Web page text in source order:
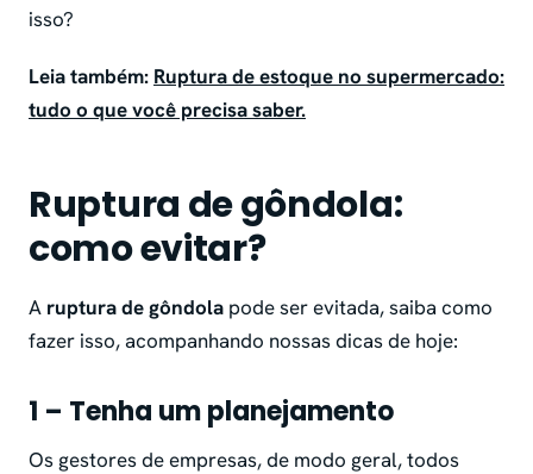
isso?
Leia também: Ruptura de estoque no supermercado:
tudo o que você precisa saber.
Ruptura de gôndola:
como evitar?
A ruptura de gôndola pode ser evitada, saiba como
fazer isso, acompanhando nossas dicas de hoje:
1 – Tenha um planejamento
Os gestores de empresas, de modo geral, todos